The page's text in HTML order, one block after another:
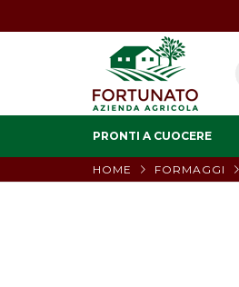
PRONTI A CUOCERE
HOME FORMAGGI